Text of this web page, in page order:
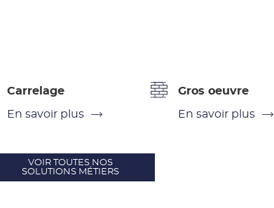
Carrelage
En savoir plus
Gros oeuvre
En savoir plus
VOIR TOUTES NOS
SOLUTIONS MÉTIERS